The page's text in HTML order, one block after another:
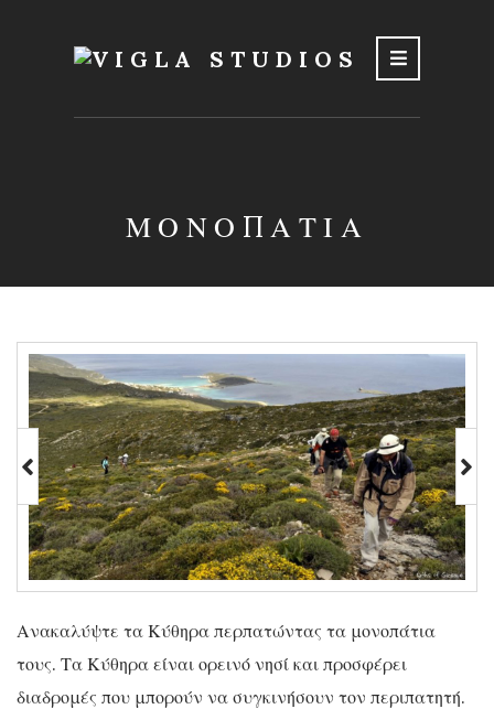
ΜΟΝΟΠΑΤΙΑ
Ανακαλύψτε τα Κύθηρα περπατώντας τα μονοπάτια
τους. Τα Κύθηρα είναι ορεινό νησί και προσφέρει
διαδρομές που μπορούν να συγκινήσουν τον περιπατητή.